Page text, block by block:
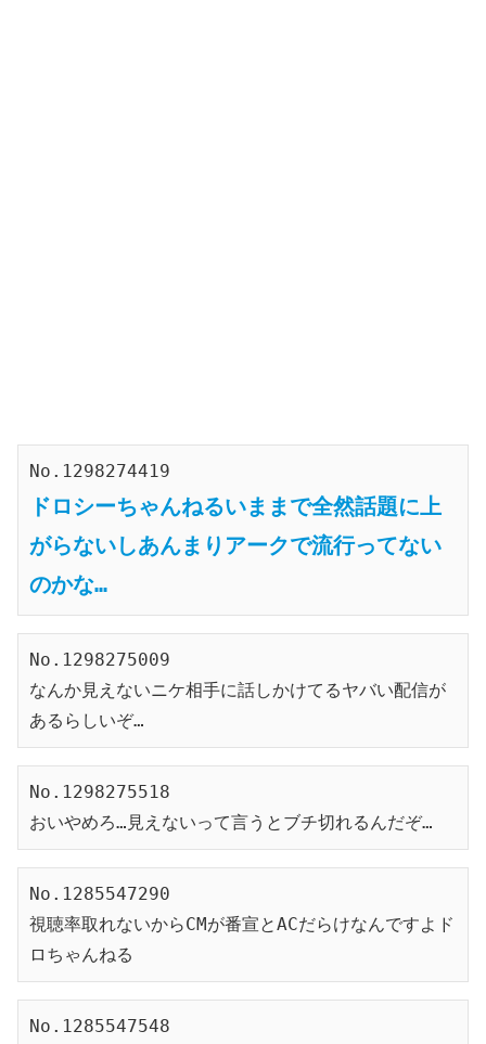
No.1298274419
ドロシーちゃんねるいままで全然話題に上
がらないしあんまりアークで流行ってない
のかな…
No.1298275009
なんか見えないニケ相手に話しかけてるヤバい配信が
あるらしいぞ…
No.1298275518
おいやめろ…見えないって言うとブチ切れるんだぞ…
No.1285547290
視聴率取れないからCMが番宣とACだらけなんですよド
ロちゃんねる
No.1285547548